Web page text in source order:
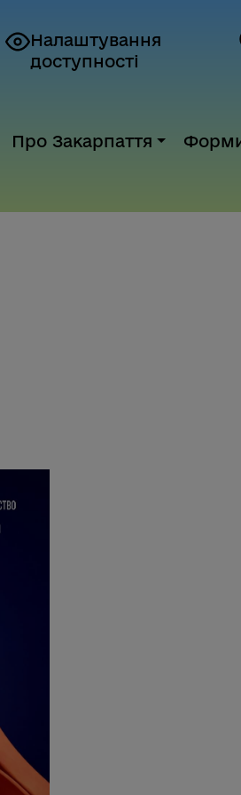
Налаштування
доступності
Про Закарпаття